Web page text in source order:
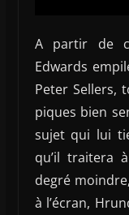
A partir de
Edwards
Peter Sellers,
piques bien
sujet qui lui
qu’il traitera
degré moindre,
à l’écran,